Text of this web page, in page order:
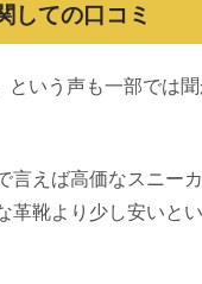
しての口コミ
という声も一部では聞
言えば高価なスニー
革靴より少し安いと